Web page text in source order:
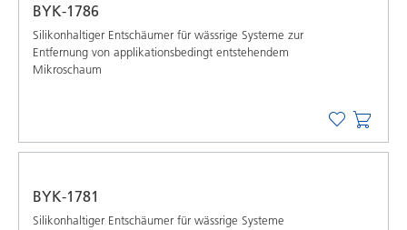
BYK-1786
Silikonhaltiger Entschäumer für wässrige Systeme zur
Entfernung von applikationsbedingt entstehendem
Mikroschaum
BYK-1781
Silikonhaltiger Entschäumer für wässrige Systeme